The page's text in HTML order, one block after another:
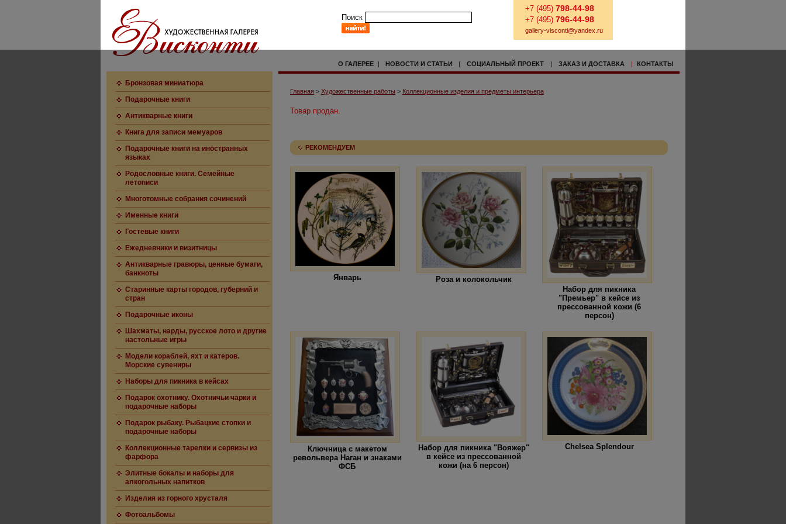
Поиск
+7 (495) 798-44-98
+7 (495) 796-44-98
gallery-visconti@yandex.ru
О ГАЛЕРЕЕ | НОВОСТИ И СТАТЬИ | СОЦИАЛЬНЫЙ ПРОЕКТ | ЗАКАЗ И ДОСТАВКА | КОНТАКТЫ
Бронзовая миниатюра
Подарочные книги
Антикварные книги
Книга для записи мемуаров
Подарочные книги на иностранных
языках
Родословные книги. Семейные
летописи
Многотомные собрания сочинений
Именные книги
Гостевые книги
Ежедневники и визитницы
Антикварные гравюры, ценные бумаги,
банкноты
Старинные карты городов, губерний и
стран
Подарочные иконы
Шахматы, нарды, русское лото и другие
настольные игры
Модели кораблей, яхт и катеров.
Морские сувениры
Наборы для пикника в кейсах
Подарок охотнику. Охотничьи чарки и
подарочные наборы
Подарок рыбаку. Рыбацкие стопки и
подарочные наборы
Коллекционные тарелки и сервизы из
фарфора
Элитные бокалы и наборы для
алкогольных напитков
Изделия из горного хрусталя
Фотоальбомы
Главная > Художественные работы > Коллекционные изделия и предметы интерьера
Товар продан.
РЕКОМЕНДУЕМ
Январь
Роза и колокольчик
Набор для пикника
"Премьер" в кейсе из
прессованной кожи (6
персон)
Ключница с макетом
револьвера Наган и знаками
ФСБ
Набор для пикника "Вояжер"
в кейсе из прессованной
кожи (на 6 персон)
Chelsea Splendour